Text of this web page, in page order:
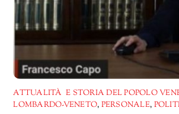
ATTUALITÀ E STORIA DEL POPOLO
LOMBARDO-VENETO, PERSONALE,